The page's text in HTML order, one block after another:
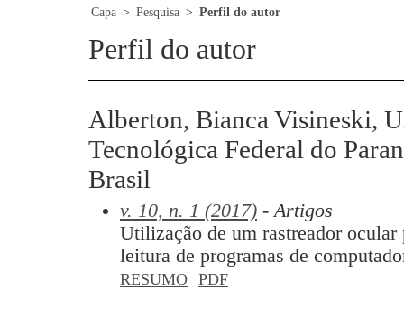
Capa > Pesquisa > Perfil do autor
Perfil do autor
Alberton, Bianca Visineski,
Tecnológica Federal do
Brasil
v. 10, n. 1 (2017) - Artigos
Utilização de um rastreador ocular
leitura de programas de
RESUMO PDF